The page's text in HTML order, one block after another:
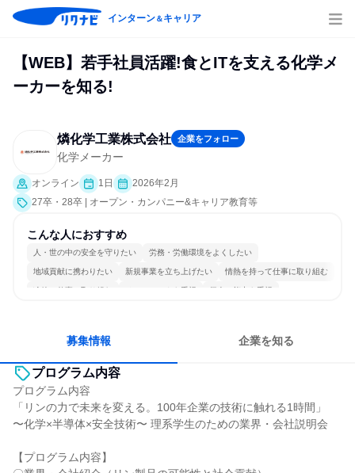
インターン＆キャリア
【WEB】若手社員活躍!食とITを支える化学メ
ーカーを知る!
燐化学工業株式会社 企業をフォロー
化学メーカー
オンライン 1日
2026年2月
27卒・28卒 | オープン・カンパニー&キャリア教育等
こんな人におすすめ
人・世の中の安全を守りたい 労務・労働環境をよくしたい
地域貢献に携わりたい 新規事業を立ち上げたい 情熱を持って仕事に取り組む
冷静に仕事に取り組む チームワークを重視 個人の能力を重視
募集情報 企業を知る
プログラム内容
プログラム内容
「リンの力で未来を変える。100年企業の技術に触れる1時間」
〜化学×半導体×安全技術〜 理系学生のための業界・会社説明会
【プログラム内容】